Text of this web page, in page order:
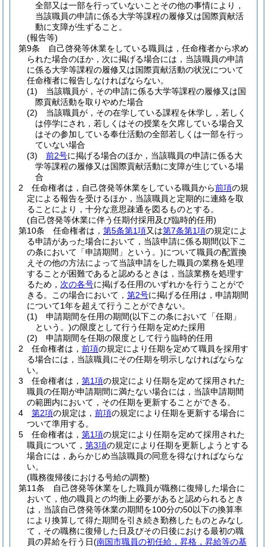
全部又は一部を行っていないことその他の事情により，
当該職員の申請に係る大学等課程の履修又は国際貢献活
動に支障が生ずること。
(報告等)
第9条
自己啓発等休業をしている職員は，任命権者から求め
られた場合のほか，次に掲げる場合には，当該職員の申請
に係る大学等課程の履修又は国際貢献活動の状況について
任命権者に報告しなければならない。
(1)
当該職員が，その申請に係る大学等課程の履修又は国
際貢献活動を取りやめた場合
(2)
当該職員が，その在学している課程を休学し，若しく
は停学にされ，若しくはその授業を欠席している場合又
はその参加している奉仕活動の全部若しくは一部を行っ
ていない場合
(3)
前2号に掲げる場合のほか，当該職員の申請に係る大
学等課程の履修又は国際貢献活動に支障が生じている場
合
2
任命権者は，自己啓発等休業をしている職員から前項の規
定による報告を受けるほか，当該職員と定期的に連絡を取
ることにより，十分な意思疎通を図るものとする。
(自己啓発等休業に伴う任期付採用及び臨時的任用)
第10条
任命権者は， 第5条第1項又は第7条第1項の規定によ
る申請があった場合において，当該申請に係る期間(以下こ
の条において「申請期間」という。)について職員の配置換
えその他の方法によって当該申請をした職員の業務を処理
することが困難であると認めるときは，当該業務を処理す
るため， 次の各号に掲げる任用のいずれかを行うことがで
きる。
この場合において， 第2号に掲げる任用は，申請期間
について1年を超えて行うことができない。
(1)
申請期間を任用の期間(以下この条において「任期」
という。)の限度として行う任期を定めた採用
(2)
申請期間を任期の限度として行う臨時的任用
2
任命権者は， 前項の規定により任期を定めて職員を採用す
る場合には，当該職員にその任期を明示しなければならな
い。
3
任命権者は， 第1項の規定により任期を定めて採用された
職員の任期が申請期間に満たない場合には，当該申請期間
の範囲内において，その任期を更新することができる。
4
第2項の規定は， 前項の規定により任期を更新する場合に
ついて準用する。
5
任命権者は， 第1項の規定により任期を定めて採用された
職員について， 第3項の規定により任期を更新しようとする
場合には，あらかじめ当該職員の同意を得なければならな
い。
(職務復帰後における号給の調整)
第11条
自己啓発等休業をした職員が職務に復帰した場合に
おいて，他の職員との均衡上必要があると認められるとき
は，当該自己啓発等休業の期間を100分の50以下の換算率
により換算して得た期間を引き続き勤務したものとみなし
て，その職務に復帰した日及びその日後における最初の職
員の昇給を行う日(南国市職員の初任給，昇格，昇給等の基